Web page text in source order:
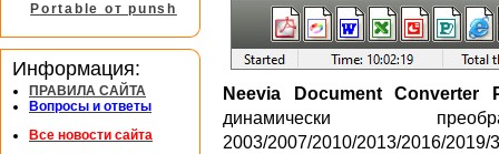
Neevia Document Converter
динамически
2003/2007/2010/2013/2016/
Portable от punsh
Информация:
ПРАВИЛА САЙТА
Вопросы и ответы
Все новости сайта